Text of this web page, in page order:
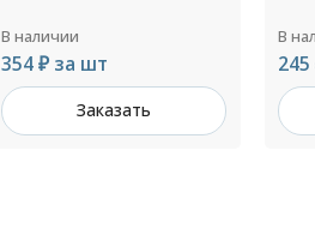
В наличии
245 ₽ за шт
Заказать
В